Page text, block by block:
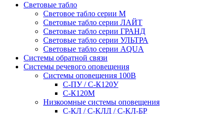
Световые табло
Световое табло серии М
Световые табло серии ЛАЙТ
Световые табло серии ГРАНД
Световые табло серии УЛЬТРА
Световые табло серии AQUA
Системы обратной связи
Системы речевого оповещения
Системы оповещения 100В
С-ПУ / С-К120У
С-К120М
Низкоомные системы оповещения
С-КЛ / С-КЛД / C-КЛ-БР